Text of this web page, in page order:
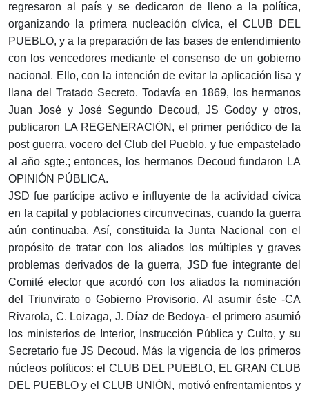
regresaron al país y se dedicaron de lleno a la política,
organizando la primera nucleación cívica, el CLUB DEL
PUEBLO, y a la preparación de las bases de entendimiento
con los vencedores mediante el consenso de un gobierno
nacional. Ello, con la intención de evitar la aplicación lisa y
llana del Tratado Secreto. Todavía en 1869, los hermanos
Juan José y José Segundo Decoud, JS Godoy y otros,
publicaron LA REGENERACIÓN, el primer periódico de la
post guerra, vocero del Club del Pueblo, y fue empastelado
al año sgte.; entonces, los hermanos Decoud fundaron LA
OPINIÓN PÚBLICA.
JSD fue partícipe activo e influyente de la actividad cívica
en la capital y poblaciones circunvecinas, cuando la guerra
aún continuaba. Así, constituida la Junta Nacional con el
propósito de tratar con los aliados los múltiples y graves
problemas derivados de la guerra, JSD fue integrante del
Comité elector que acordó con los aliados la nominación
del Triunvirato o Gobierno Provisorio. Al asumir éste -CA
Rivarola, C. Loizaga, J. Díaz de Bedoya- el primero asumió
los ministerios de Interior, Instrucción Pública y Culto, y su
Secretario fue JS Decoud. Más la vigencia de los primeros
núcleos políticos: el CLUB DEL PUEBLO, EL GRAN CLUB
DEL PUEBLO y el CLUB UNIÓN, motivó enfrentamientos y